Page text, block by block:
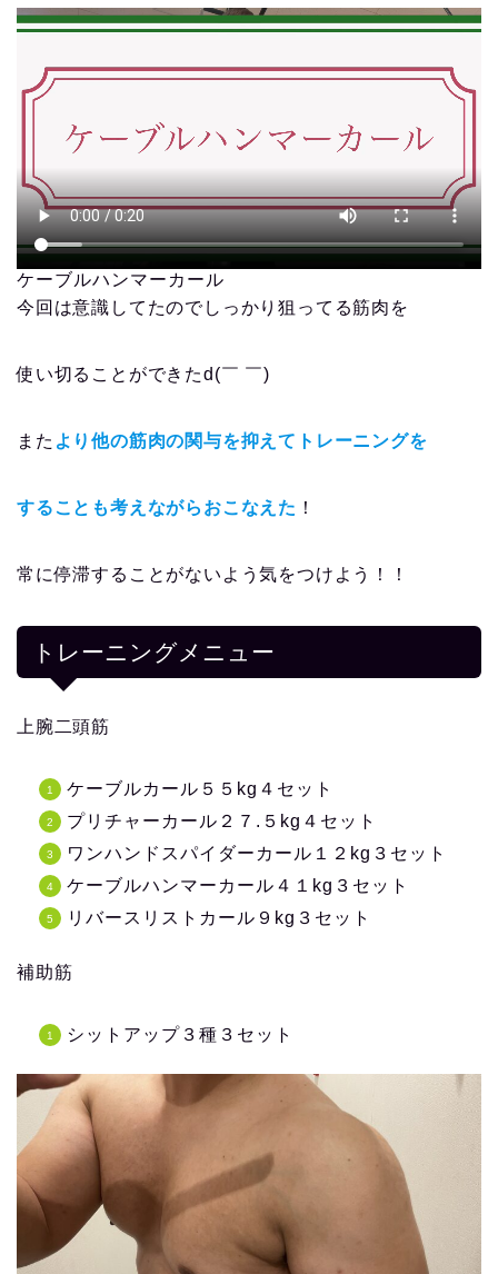
ケーブルハンマーカール
今回は意識してたのでしっかり狙ってる筋肉を
使い切ることができたd(￣ ￣)
また より他の筋肉の関与を抑えてトレーニングを
することも考えながらおこなえた ！
常に停滞することがないよう気をつけよう！！
トレーニングメニュー
上腕二頭筋
ケーブルカール５５kg４セット
プリチャーカール２７.５kg４セット
ワンハンドスパイダーカール１２kg３セット
ケーブルハンマーカール４１kg３セット
リバースリストカール９kg３セット
補助筋
シットアップ３種３セット